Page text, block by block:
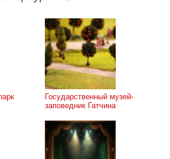
Государственный музей-
заповедник Гатчина